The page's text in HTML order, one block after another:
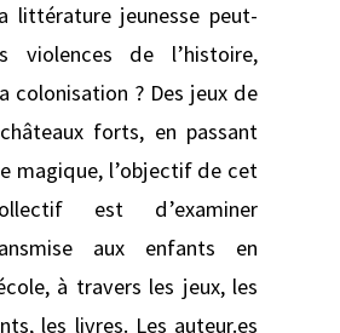
littérature jeunesse peut-
violences de l’histoire,
colonisation ? Des jeux de
forts, en passant
magique, l’objectif de cet
est d’examiner
aux enfants en
à travers les jeux, les
les livres. Les auteur.es